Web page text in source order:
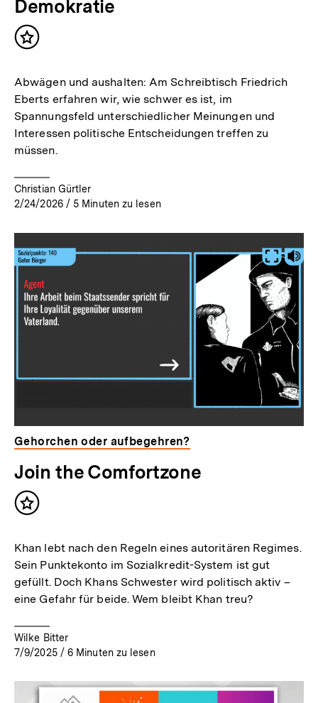
Demokratie
Inhalt
Abwägen und aushalten: Am Schreibtisch Friedrich
Eberts erfahren wir, wie schwer es ist, im
Spannungsfeld unterschiedlicher Meinungen und
Interessen politische Entscheidungen treffen zu
müssen.
Christian Gürtler
2/24/2026 / 5 Minuten zu lesen
Gehorchen oder aufbegehren?
Join the Comfortzone
Inhalt
Khan lebt nach den Regeln eines autoritären Regimes.
Sein Punktekonto im Sozialkredit-System ist gut
gefüllt. Doch Khans Schwester wird politisch aktiv –
eine Gefahr für beide. Wem bleibt Khan treu?
Wilke Bitter
7/9/2025 / 6 Minuten zu lesen